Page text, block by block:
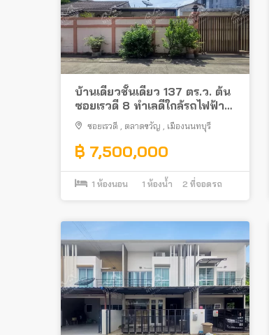
บ้านเดี่ยวชั้นเดียว 137 ตร.ว. ต้น
ซอยเรวดี 8 ทำเลดีใกล้รถไฟฟ้า
สถานีศูนย์ราชการนนทบุรี
ซอยเรวดี , ตลาดขวัญ , เมืองนนทบุรี
฿ 7,500,000
1 ห้องนอน 1 ห้องน้ำ 2 ที่จอดรถ